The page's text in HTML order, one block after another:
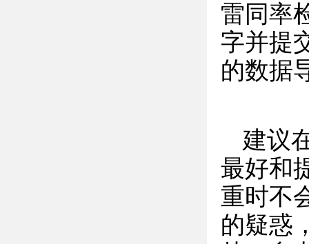
雷同率
字并提
的数据
建议
最好和
重时不
的疑惑